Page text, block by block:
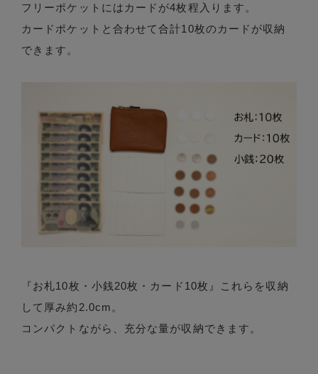
フリーポケットにはカードが4枚程入ります。
カードポケットと合わせて合計10枚のカードが収納
できます。
『お札10枚・小銭20枚・カード10枚』これらを収納
して厚み約2.0cm。
コンパクトながら、充分な量が収納できます。